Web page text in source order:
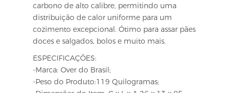
carbono de alto calibre, permitindo uma
distribuição de calor uniforme para um
cozimento excepcional. Ótimo para assar pães
doces e salgados, bolos e muito mais.
ESPECIFICAÇÕES:
-Marca: Over do Brasil;
-Peso do Produto:119 Quilogramas;